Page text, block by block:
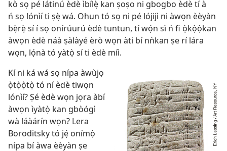
kò sọ pé látinú èdè ìbílẹ̀ kan ṣoṣo ni gbogbo èdè tí à
ń sọ lónìí ti ṣẹ̀ wá. Ohun tó sọ ni pé lójijì ni àwọn èèyàn
bẹ̀rẹ̀ sí í sọ onírúurú èdè tuntun, tí wọ́n sì ń fi ọ̀kọ̀ọ̀kan
àwọn èdè náà ṣàlàyé èrò wọn àti bí nǹkan ṣe rí lára
wọn, lọ́nà tó yàtọ̀ sí ti èdè míì.
Kí ni ká wá sọ nípa àwùjọ
ọ̀tọ̀ọ̀tọ̀ tó ní èdè tiwọn
lónìí? Ṣé èdè wọn jọra àbí
àwọn ìyàtọ̀ kan gbòógì
wà láàárín wọn? Lera
Boroditsky tó jẹ́ onímọ̀
nípa bí àwa èèyàn ṣe